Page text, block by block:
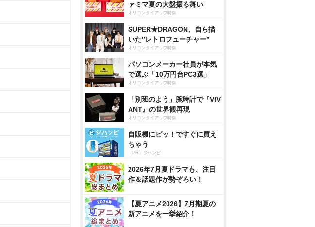
ァミマ夏の大盤振る舞い
オリコンタイアップ特集
SUPER★DRAGON、自ら描
いた”レトロフューチャー”
オリコンタイアップ特集
パソコンメーカー社員が本気
で選ぶ「10万円台PC3選」
オリコンタイアップ特集
「別班のよう」腕時計で『VIV
ANT』の世界観再現
オリコンタイアップ特集
自販機にピッ！ですぐに買え
ちゃう
（PR）ジハンピ
2026年7月夏ドラマも、注目
作＆話題作が勢ぞろい！
【夏アニメ2026】7月期夏の
新アニメを一挙紹介！